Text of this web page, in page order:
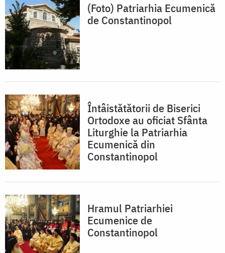
(Foto) Patriarhia Ecumenică
de Constantinopol
Întâistătătorii de Biserici
Ortodoxe au oficiat Sfânta
Liturghie la Patriarhia
Ecumenică din
Constantinopol
Hramul Patriarhiei
Ecumenice de
Constantinopol